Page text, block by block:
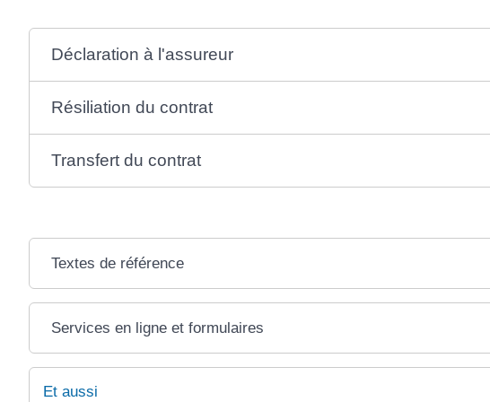
Déclaration à l'assureur
Résiliation du contrat
Transfert du contrat
Textes de référence
Services en ligne et formulaires
Et aussi